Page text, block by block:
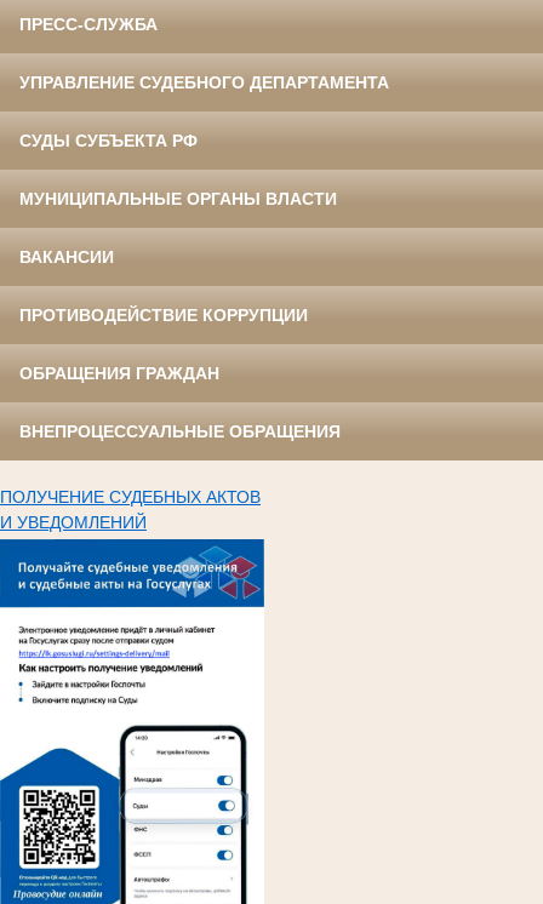
ПРЕСС-СЛУЖБА
УПРАВЛЕНИЕ СУДЕБНОГО ДЕПАРТАМЕНТА
СУДЫ СУБЪЕКТА РФ
МУНИЦИПАЛЬНЫЕ ОРГАНЫ ВЛАСТИ
ВАКАНСИИ
ПРОТИВОДЕЙСТВИЕ КОРРУПЦИИ
ОБРАЩЕНИЯ ГРАЖДАН
ВНЕПРОЦЕССУАЛЬНЫЕ ОБРАЩЕНИЯ
ПОЛУЧЕНИЕ СУДЕБНЫХ АКТОВ
И УВЕДОМЛЕНИЙ